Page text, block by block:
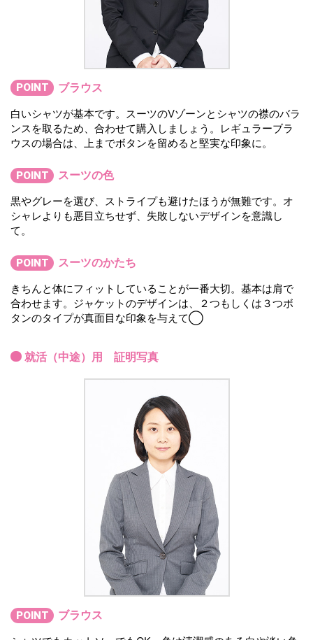
POINT ブラウス
白いシャツが基本です。スーツのVゾーンとシャツの襟のバラ
ンスを取るため、合わせて購入しましょう。レギュラーブラ
ウスの場合は、上までボタンを留めると堅実な印象に。
POINT スーツの色
黒やグレーを選び、ストライプも避けたほうが無難です。オ
シャレよりも悪目立ちせず、失敗しないデザインを意識し
て。
POINT スーツのかたち
きちんと体にフィットしていることが一番大切。基本は肩で
合わせます。ジャケットのデザインは、２つもしくは３つボ
タンのタイプが真面目な印象を与えて◯
就活（中途）用 証明写真
POINT ブラウス